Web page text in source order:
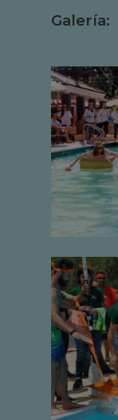
Galería: